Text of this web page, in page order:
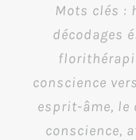
Mots clés :
décodages
conscience
esprit-âme, le
conscience,